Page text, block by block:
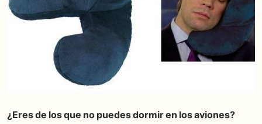
¿Eres de los que no puedes dormir en los aviones?